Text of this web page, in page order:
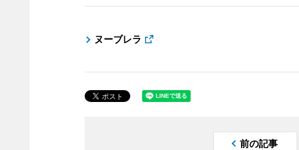
ヌーブレラ
前の記事